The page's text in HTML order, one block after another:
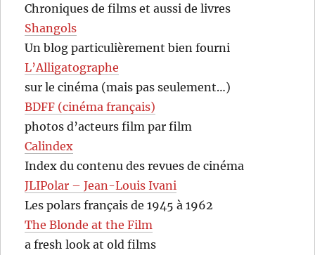
Chroniques de films et aussi de livres
Shangols
Un blog particulièrement bien fourni
L’Alligatographe
sur le cinéma (mais pas seulement…)
BDFF (cinéma français)
photos d’acteurs film par film
Calindex
Index du contenu des revues de cinéma
JLIPolar – Jean-Louis Ivani
Les polars français de 1945 à 1962
The Blonde at the Film
a fresh look at old films